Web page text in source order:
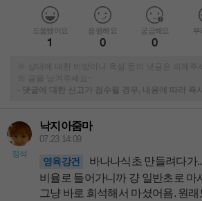
도움됐어요
1
응원해요
0
궁금해요
0
부
※ 상대에 대한 비방이나 욕설 등의 댓글은 피해주
의 글을 남겨주세요~
-
댓글에 대한 신고가 접수될 경우, 내용에 따라 즉
정석
낙지아줌마
07.23 14:09
영육강건
바나나식초 만들려다가
비율로 들어가니까 걍 일반초로 마
그냥 바로 희석해서 마셨어욤. 원